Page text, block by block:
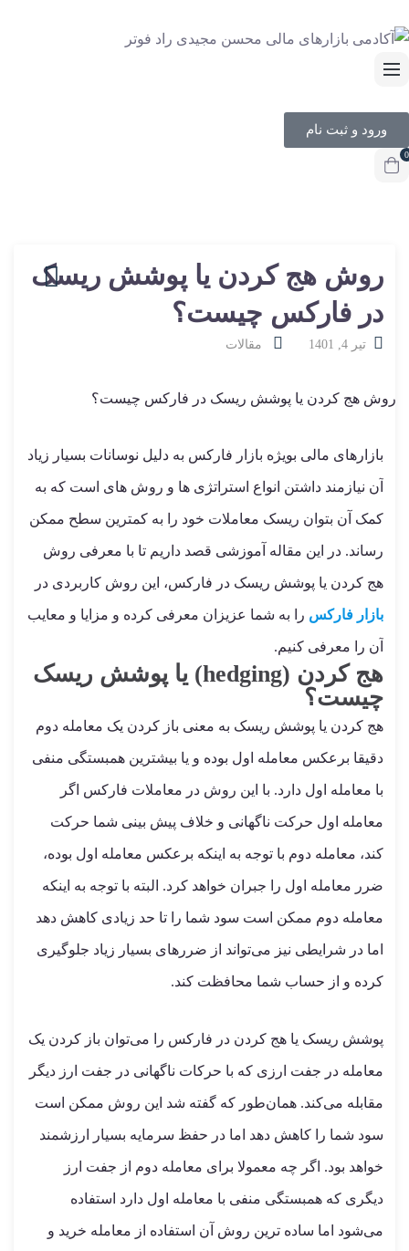
ورود و ثبت نام
0
روش هج کردن یا پوشش ریسک
در فارکس چیست؟
تیر 4, 1401 مقالات
بازارهای مالی بویژه بازار فارکس به دلیل نوسانات بسیار زیاد
آن نیازمند داشتن انواع استراتژی ها و روش های است که به
کمک آن بتوان ریسک معاملات خود را به کمترین سطح ممکن
رساند. در این مقاله آموزشی قصد داریم تا با معرفی روش
هج کردن یا پوشش ریسک در فارکس، این روش کاربردی در
بازار فارکس را به شما عزیزان معرفی کرده و مزایا و معایب
آن را معرفی کنیم.
هج کردن (hedging) یا پوشش ریسک
چیست؟
هج کردن یا پوشش ریسک به معنی باز کردن یک معامله دوم
دقیقا برعکس معامله اول بوده و یا بیشترین همبستگی منفی
با معامله اول دارد. با این روش در معاملات فارکس اگر
معامله اول حرکت ناگهانی و خلاف پیش بینی شما حرکت
کند، معامله دوم با توجه به اینکه برعکس معامله اول بوده‌،
ضرر معامله اول را جبران خواهد کرد. البته با توجه به اینکه
معامله دوم ممکن است سود شما را تا حد زیادی کاهش دهد
اما در شرایطی نیز می‌تواند از ضررهای بسیار زیاد جلوگیری
کرده و از حساب شما محافظت کند.
پوشش ریسک یا هج کردن در فارکس را می‌توان باز کردن یک
معامله در جفت ارزی که با حرکات ناگهانی در جفت ارز دیگر
مقابله می‌کند. همان‌طور که گفته شد این روش ممکن است
سود شما را کاهش دهد اما در حفظ سرمایه بسیار ارزشمند
خواهد بود. اگر چه معمولا برای معامله دوم از جفت ارز
دیگری که همبستگی منفی با معامله اول دارد استفاده
می‌شود اما ساده ترین روش آن استفاده از معامله خرید و